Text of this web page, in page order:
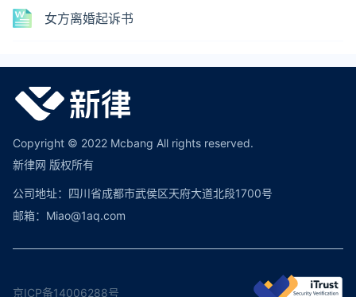
女方离婚起诉书
Copyright © 2022 Mcbang All rights reserved.
新律网 版权所有
公司地址：四川省成都市武侯区天府大道北段1700号
邮箱：Miao@1aq.com
京ICP备14006288号